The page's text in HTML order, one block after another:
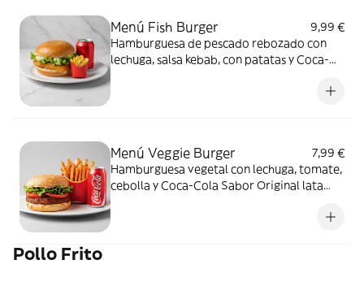
Menú Fish Burger
9,99 €
Hamburguesa de pescado rebozado con
lechuga, salsa kebab, con patatas y Coca-
Menú Veggie Burger
7,99 €
Hamburguesa vegetal con lechuga, tomate,
cebolla y Coca-Cola Sabor Original lata
Pollo Frito